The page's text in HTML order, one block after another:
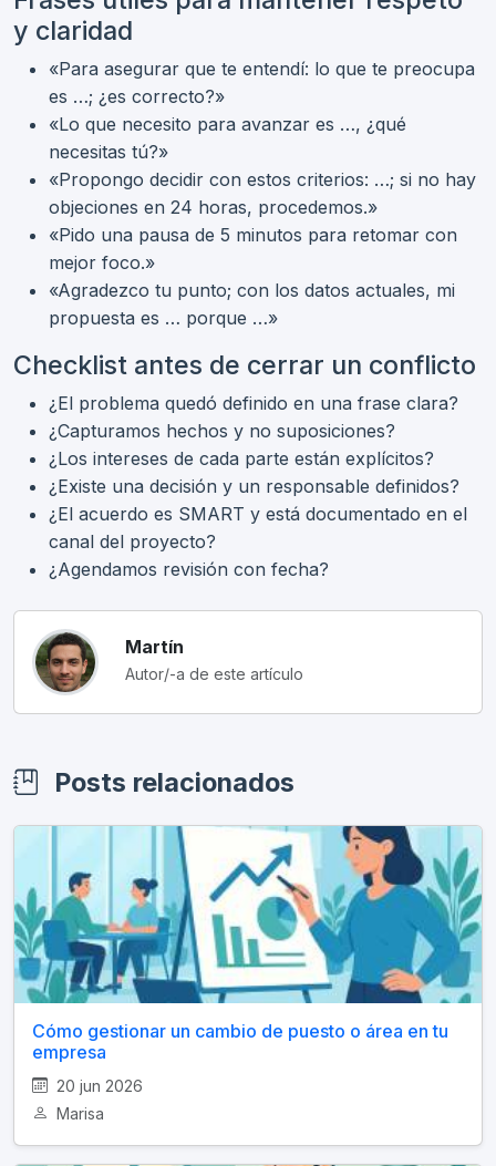
y claridad
«Para asegurar que te entendí: lo que te preocupa
es …; ¿es correcto?»
«Lo que necesito para avanzar es …, ¿qué
necesitas tú?»
«Propongo decidir con estos criterios: …; si no hay
objeciones en 24 horas, procedemos.»
«Pido una pausa de 5 minutos para retomar con
mejor foco.»
«Agradezco tu punto; con los datos actuales, mi
propuesta es … porque …»
Checklist antes de cerrar un conflicto
¿El problema quedó definido en una frase clara?
¿Capturamos hechos y no suposiciones?
¿Los intereses de cada parte están explícitos?
¿Existe una decisión y un responsable definidos?
¿El acuerdo es SMART y está documentado en el
canal del proyecto?
¿Agendamos revisión con fecha?
Martín
Autor/-a de este artículo
Posts relacionados
Cómo gestionar un cambio de puesto o área en tu
empresa
20 jun 2026
Marisa